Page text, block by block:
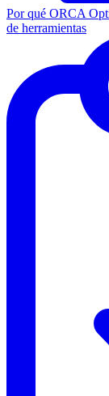
Por qué ORCA
de herramientas